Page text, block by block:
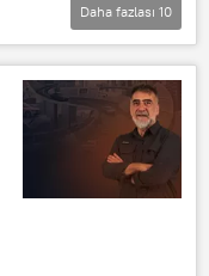
Daha fazlası 10